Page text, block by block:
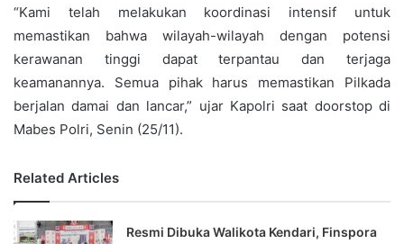
“Kami telah melakukan koordinasi intensif untuk
memastikan bahwa wilayah-wilayah dengan potensi
kerawanan tinggi dapat terpantau dan terjaga
keamanannya. Semua pihak harus memastikan Pilkada
berjalan damai dan lancar,” ujar Kapolri saat doorstop di
Mabes Polri, Senin (25/11).
Related Articles
Resmi Dibuka Walikota Kendari, Finspora